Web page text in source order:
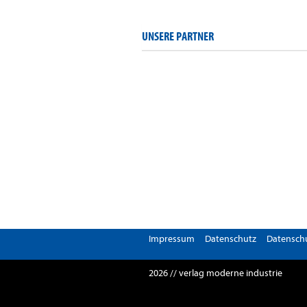
UNSERE PARTNER
Impressum Datenschutz
2026 // verlag moderne industrie